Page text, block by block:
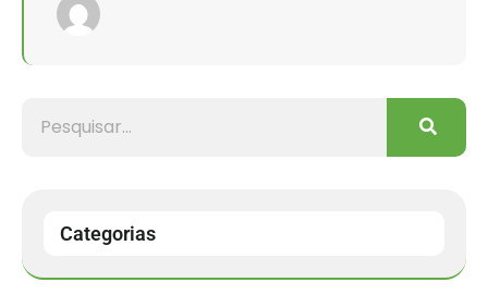
Categorias